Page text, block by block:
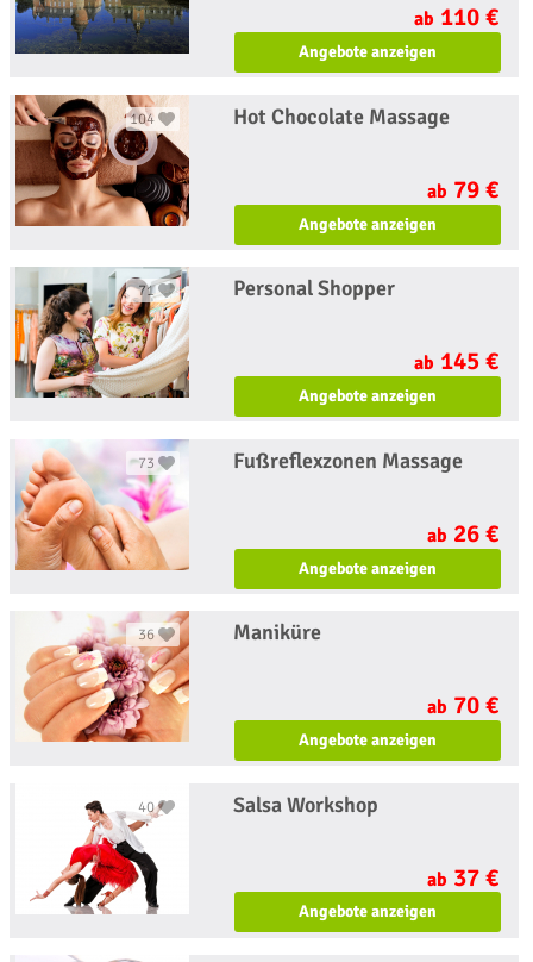
ab 110 €
Angebote anzeigen
104 Hot Chocolate Massage
ab 79 €
Angebote anzeigen
71 Personal Shopper
ab 145 €
Angebote anzeigen
73 Fußreflexzonen Massage
ab 26 €
Angebote anzeigen
36 Maniküre
ab 70 €
Angebote anzeigen
40 Salsa Workshop
ab 37 €
Angebote anzeigen